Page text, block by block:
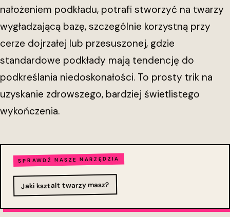
nałożeniem podkładu, potrafi stworzyć na twarzy
wygładzającą bazę, szczególnie korzystną przy
cerze dojrzałej lub przesuszonej, gdzie
standardowe podkłady mają tendencję do
podkreślania niedoskonałości. To prosty trik na
uzyskanie zdrowszego, bardziej świetlistego
wykończenia.
SPRAWDŹ NASZE NARZĘDZIA
Jaki ksztalt twarzy masz?